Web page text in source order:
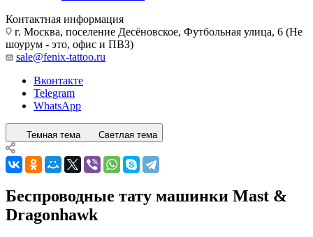
Контактная информация
г. Москва, поселение Десёновское, Футбольная улица, 6 (Не
шоурум - это, офис и ПВЗ)
sale@fenix-tattoo.ru
Вконтакте
Telegram
WhatsApp
Темная тема Светлая тема
Беспроводные тату машинки Mast &
Dragonhawk